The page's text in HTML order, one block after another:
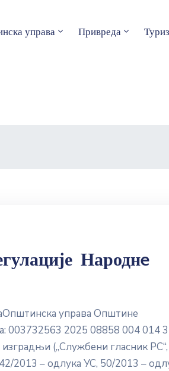
управа Привреда
Народнe
управа Општинe
003732563 2025 08858 004 014
(„Службени гласник
2013 – одлука УС, 50/2013 –